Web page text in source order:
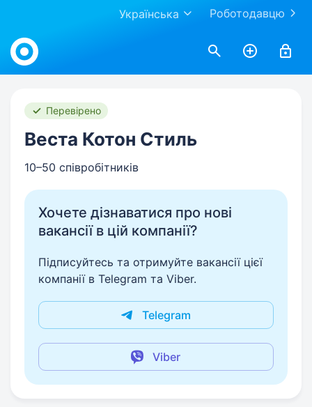
Роботодавцю
Українська
Work.ua
Перевірено
Веста Котон Стиль
10–50 співробітників
Хочете дізнаватися про нові
вакансії в цій компанії?
Підписуйтесь та отримуйте вакансії цієї
компанії в Telegram та Viber.
Telegram
Viber